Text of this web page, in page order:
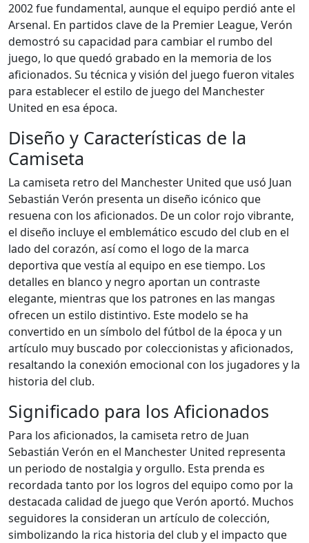
2002 fue fundamental, aunque el equipo perdió ante el
Arsenal. En partidos clave de la Premier League, Verón
demostró su capacidad para cambiar el rumbo del
juego, lo que quedó grabado en la memoria de los
aficionados. Su técnica y visión del juego fueron vitales
para establecer el estilo de juego del Manchester
United en esa época.
Diseño y Características de la
Camiseta
La camiseta retro del Manchester United que usó Juan
Sebastián Verón presenta un diseño icónico que
resuena con los aficionados. De un color rojo vibrante,
el diseño incluye el emblemático escudo del club en el
lado del corazón, así como el logo de la marca
deportiva que vestía al equipo en ese tiempo. Los
detalles en blanco y negro aportan un contraste
elegante, mientras que los patrones en las mangas
ofrecen un estilo distintivo. Este modelo se ha
convertido en un símbolo del fútbol de la época y un
artículo muy buscado por coleccionistas y aficionados,
resaltando la conexión emocional con los jugadores y la
historia del club.
Significado para los Aficionados
Para los aficionados, la camiseta retro de Juan
Sebastián Verón en el Manchester United representa
un periodo de nostalgia y orgullo. Esta prenda es
recordada tanto por los logros del equipo como por la
destacada calidad de juego que Verón aportó. Muchos
seguidores la consideran un artículo de colección,
simbolizando la rica historia del club y el impacto que